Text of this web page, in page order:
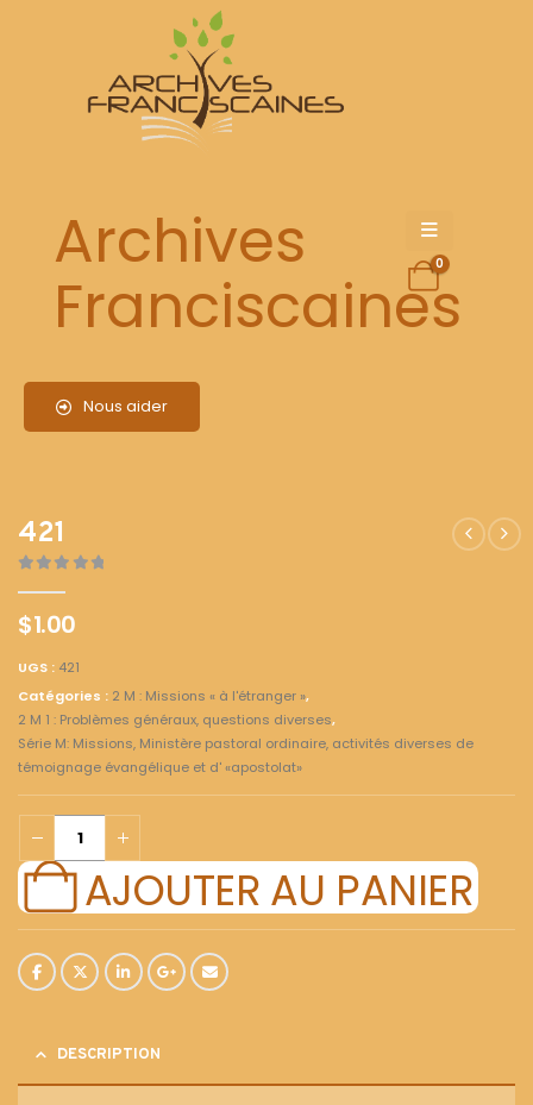
Archives
Franciscaines
Nous aider
0
421
$1.00
UGS : 421
Catégories : 2 M : Missions « à l'étranger »,
2 M 1 : Problèmes généraux, questions diverses,
Série M: Missions, Ministère pastoral ordinaire, activités diverses de
témoignage évangélique et d' «apostolat»
AJOUTER AU PANIER
DESCRIPTION